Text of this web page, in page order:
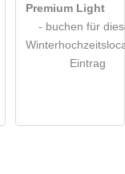
Premium Light
- buchen für
Eintrag